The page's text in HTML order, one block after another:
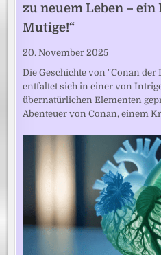
zu neuem Leben –
Mutige!“
20. November 2025
Die Geschichte von "Conan der
entfaltet sich in einer von
übernatürlichen Elementen
Abenteuer von Conan, einem